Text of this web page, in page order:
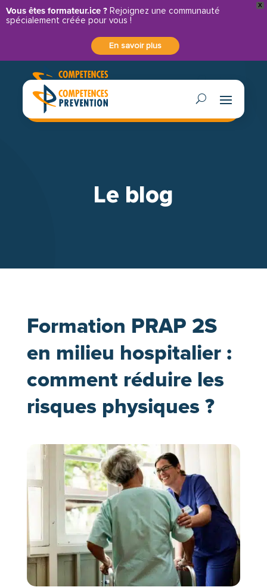
X
Vous êtes formateur.ice ? Rejoignez une communauté
spécialement créée pour vous !
En savoir plus
Contactez-nous
Le blog
Formation PRAP 2S
en milieu hospitalier :
comment réduire les
risques physiques ?
Panneau de gestion des cookies